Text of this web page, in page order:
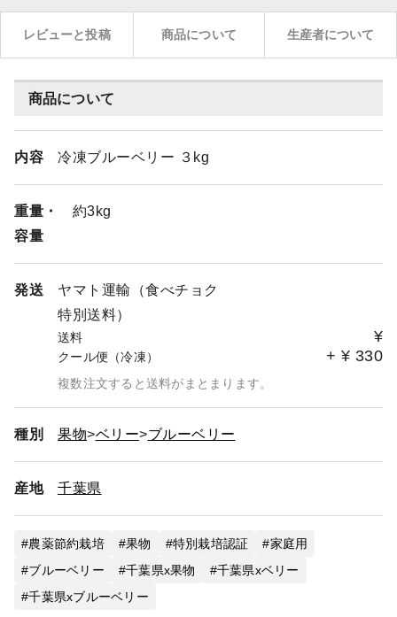
レビューと投稿 商品について 生産者について
商品について
内容 冷凍ブルーベリー ３kg
重量・
容量
約3kg
発送
ヤマト運輸（食べチョク
特別送料）
送料 ¥
クール便（冷凍） + ¥ 330
複数注文すると送料がまとまります。
種別 果物 ベリー ブルーベリー
産地 千葉県
農薬節約栽培 果物 特別栽培認証
家庭用
ブルーベリー
千葉県x果物
千葉県xベリー
千葉県xブルーベリー